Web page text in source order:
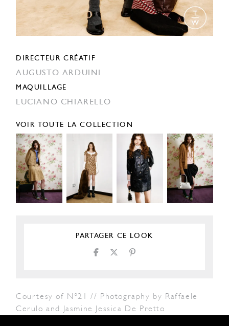
DIRECTEUR CRÉATIF
AUGUSTO ARDUINI
MAQUILLAGE
LUCIANO CHIARELLO
VOIR TOUTE LA COLLECTION
PARTAGER CE LOOK
Courtesy of N°21 // Photography by Raffaele
Cerulo and Jasmine Jessica De Pretto